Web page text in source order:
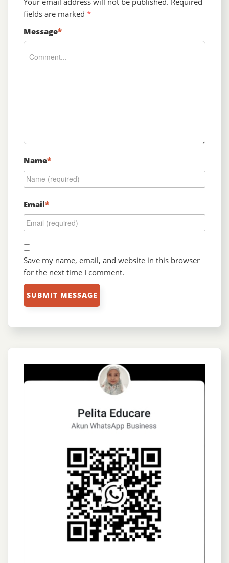
fields are marked *
Message*
Name*
Email*
Save my name, email, and website in this browser
for the next time I comment.